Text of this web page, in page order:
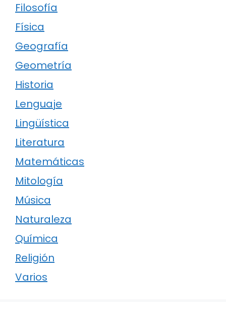
Filosofía
Física
Geografía
Geometría
Historia
Lenguaje
Lingüística
Literatura
Matemáticas
Mitología
Música
Naturaleza
Química
Religión
Varios